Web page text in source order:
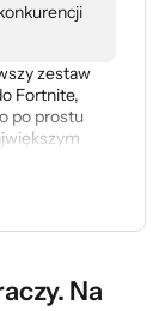
zestaw
Fortnite,
po prostu
cenie G102
Na